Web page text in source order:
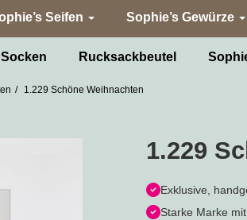
Seifen Sophie’s Gewürze
Socken Rucksackbeutel
1.229 Schöne Weihnachten
1.229
Exklusive,
Starke Marke